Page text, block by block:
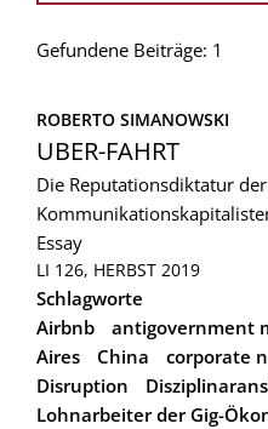
Gefundene Beiträge: 1
ROBERTO SIMANOWSKI
UBER-FAHRT
Die Reputationsdiktatur der
Essay
LI 126, HERBST 2019
Schlagworte
Airbnb
antigovernment
Aires
China corporate
Disruption
Lohnarbeiter der Gig-